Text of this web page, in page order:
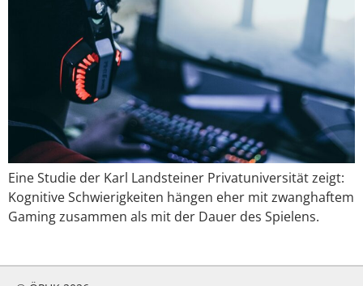
Eine Studie der Karl Landsteiner Privatuniversität zeigt:
Kognitive Schwierigkeiten hängen eher mit zwanghaftem
Gaming zusammen als mit der Dauer des Spielens.